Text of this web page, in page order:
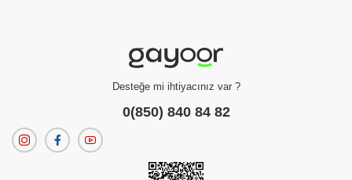
Desteğe mi ihtiyacınız var ?
0(850) 840 84 82